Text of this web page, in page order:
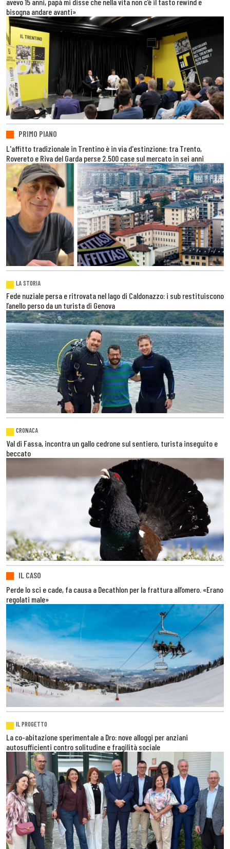
avevo 15 anni, papà mi disse che nella vita non c’è il tasto rewind e
bisogna andare avanti»
PRIMO PIANO
L'affitto tradizionale in Trentino è in via d'estinzione: tra Trento,
Rovereto e Riva del Garda perse 2.500 case sul mercato in sei anni
LA STORIA
Fede nuziale persa e ritrovata nel lago di Caldonazzo: i sub restituiscono
l’anello perso da un turista di Genova
CRONACA
Val di Fassa, incontra un gallo cedrone sul sentiero, turista inseguito e
beccato
IL CASO
Perde lo sci e cade, fa causa a Decathlon per la frattura all’omero. «Erano
regolati male»
IL PROGETTO
La co-abitazione sperimentale a Dro: nove alloggi per anziani
autosufficienti contro solitudine e fragilità sociale